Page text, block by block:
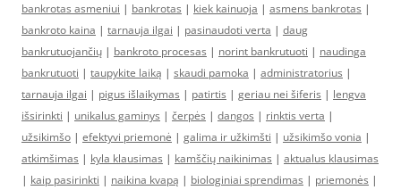
bankrotas asmeniui | bankrotas | kiek kainuoja | asmens bankrotas |
bankroto kaina | tarnauja ilgai | pasinaudoti verta | daug
bankrutuojančių | bankroto procesas | norint bankrutuoti | naudinga
bankrutuoti | taupykite laiką | skaudi pamoka | administratorius |
tarnauja ilgai | pigus išlaikymas | patirtis | geriau nei šiferis | lengva
išsirinkti | unikalus gaminys | čerpės | dangos | rinktis verta |
užsikimšo | efektyvi priemonė | galima ir užkimšti | užsikimšo vonia |
atkimšimas | kyla klausimas | kamščių naikinimas | aktualus klausimas
| kaip pasirinkti | naikina kvapą | biologiniai sprendimas | priemonės |